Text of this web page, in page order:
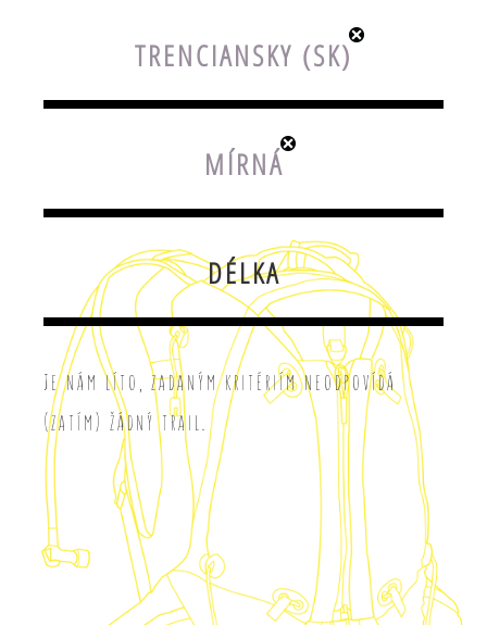
TRENCIANSKY (SK)
MÍRNÁ
DÉLKA
Je nám líto, zadaným kritériím neodpovídá
(zatím) žádný trail.